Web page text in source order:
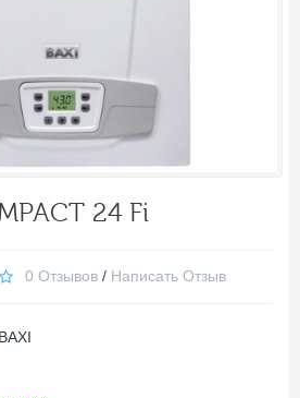
24 Fi
0 Отзывов / Написать Отзыв
BAXI